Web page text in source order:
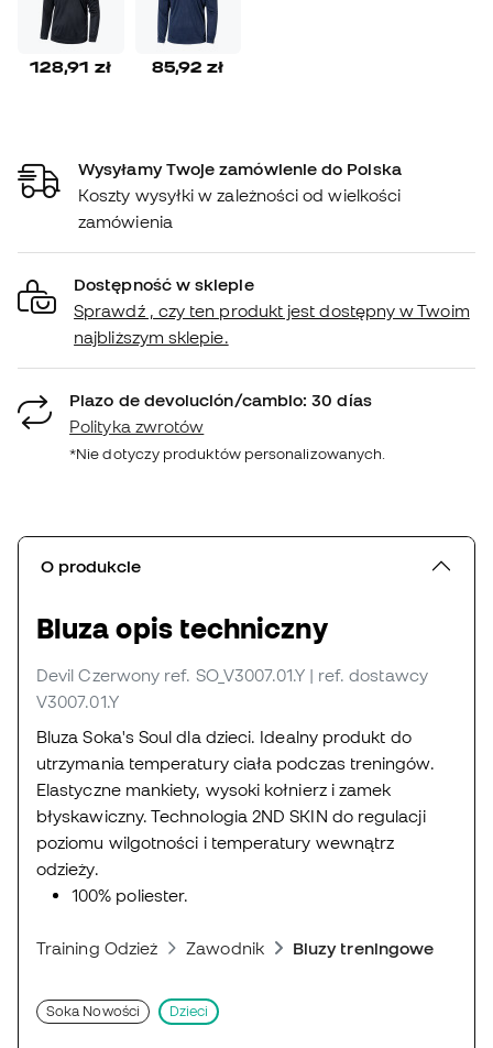
128,91 zł 85,92 zł
Wysyłamy Twoje zamówienie do Polska
Koszty wysyłki w zależności od wielkości
zamówienia
Dostępność w sklepie
Sprawdź , czy ten produkt jest dostępny w Twoim
najbliższym sklepie.
Plazo de devolución/cambio: 30 días
Polityka zwrotów
*Nie dotyczy produktów personalizowanych.
O produkcie
Bluza opis techniczny
Devil Czerwony ref. SO_V3007.01.Y | ref. dostawcy
V3007.01.Y
Bluza Soka's Soul dla dzieci. Idealny produkt do
utrzymania temperatury ciała podczas treningów.
Elastyczne mankiety, wysoki kołnierz i zamek
błyskawiczny. Technologia 2ND SKIN do regulacji
poziomu wilgotności i temperatury wewnątrz
odzieży.
100% poliester.
Training Odzież Zawodnik Bluzy treningowe
Soka Nowości Dzieci